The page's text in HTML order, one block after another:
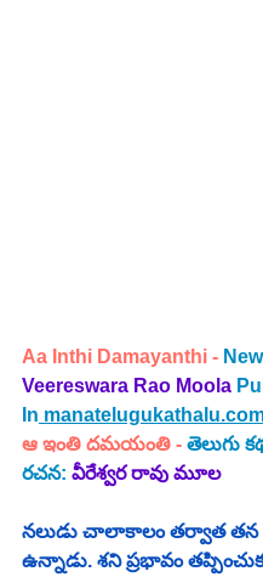
Aa Inthi Damayanthi -
Veereswara Rao Moola
In
ఆ ఇంతి దమయంతి - తెలుగు
రచన: వీరేశ్వర రావు మూల
నలుడు చాలాకాలం తర్వాత
ఉన్నాడు. శని ప్రభావం